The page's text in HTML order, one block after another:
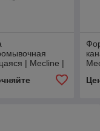
| Mecline |